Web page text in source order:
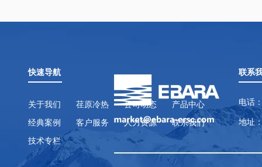
快速导航
关于我们 荏原冷热 公司动态
产品中心
经典案例
客户服务 人力资源
联系我们
技术专栏
联系
电话
地址